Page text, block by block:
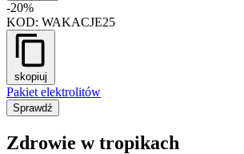
-20%
KOD: WAKACJE25
skopiuj
Pakiet elektrolitów
Sprawdź
Zdrowie w tropikach